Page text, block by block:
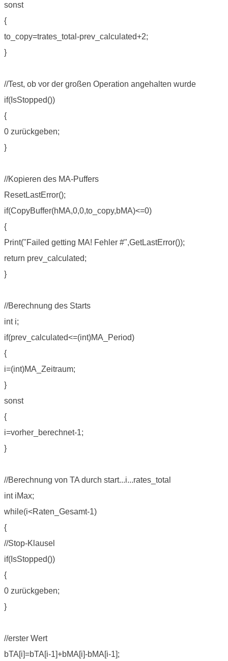
sonst
{
to_copy=trates_total-prev_calculated+2;
}
//Test, ob vor der großen Operation angehalten wurde
if(IsStopped())
{
0 zurückgeben;
}
//Kopieren des MA-Puffers
ResetLastError();
if(CopyBuffer(hMA,0,0,to_copy,bMA)<=0)
{
Print("Failed getting MA! Fehler #",GetLastError());
return prev_calculated;
}
//Berechnung des Starts
int i;
if(prev_calculated<=(int)MA_Period)
{
i=(int)MA_Zeitraum;
}
sonst
{
i=vorher_berechnet-1;
}
//Berechnung von TA durch start...i...rates_total
int iMax;
while(i<Raten_Gesamt-1)
{
//Stop-Klausel
if(IsStopped())
{
0 zurückgeben;
}
//erster Wert
bTA[i]=bTA[i-1]+bMA[i]-bMA[i-1];